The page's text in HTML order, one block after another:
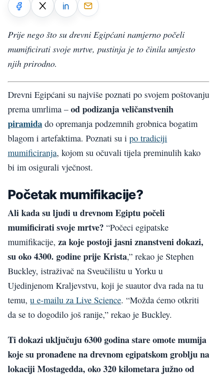
Prije nego što su drevni Egipćani namjerno počeli
mumificirati svoje mrtve, pustinja je to činila umjesto
njih prirodno.
Drevni Egipćani su najviše poznati po svojem poštovanju
prema umrlima –od podizanja veličanstvenih
piramida do opremanja podzemnih grobnica bogatim
blagom i artefaktima. Poznati su i po tradiciji
mumificiranja, kojom su očuvali tijela preminulih kako
bi im osigurali vječnost.
Početak mumifikacije?
Ali kada su ljudi u drevnom Egiptu počeli
mumificirati svoje mrtve? “Počeci egipatske
mumifikacije, za koje postoji jasni znanstveni dokazi,
su oko 4300. godine prije Krista,” rekao je Stephen
Buckley, istraživač na Sveučilištu u Yorku u
Ujedinjenom Kraljevstvu, koji je suautor dva rada na tu
temu, u e-mailu za Live Science. “Možda ćemo otkriti
da se to dogodilo još ranije,” rekao je Buckley.
Ti dokazi uključuju 6300 godina stare omote mumija
koje su pronađene na drevnom egipatskom groblju na
lokaciji Mostagedda, oko 320 kilometara južno od